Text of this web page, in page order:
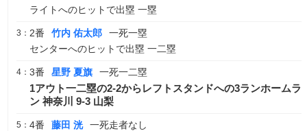
ライトへのヒットで出塁 一塁
3： 2番 竹内 佑太郎
一死一塁
センターへのヒットで出塁 一二塁
4： 3番 星野 夏旗 一死一二塁
1アウト一二塁の2-2からレフトスタンドへの3ランホームラ
ン 神奈川 9-3 山梨
5： 4番 藤田 洸
一死走者なし